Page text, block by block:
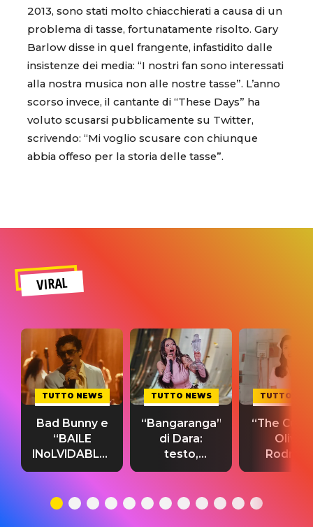
2013, sono stati molto chiacchierati a causa di un
problema di tasse, fortunatamente risolto. Gary
Barlow disse in quel frangente, infastidito dalle
insistenze dei media: “I nostri fan sono interessati
alla nostra musica non alle nostre tasse”. L’anno
scorso invece, il cantante di “These Days” ha
voluto scusarsi pubblicamente su Twitter,
scrivendo: “Mi voglio scusare con chiunque
abbia offeso per la storia delle tasse”.
VIRAL
TUTTO NEWS
Bad Bunny e
“BAILE
INoLVIDABLE”:
testo,
significato
TUTTO NEWS
“Bangaranga”
di Dara:
testo,
traduzione e
del singolo
TUTTO
“The
Olivia
testo,